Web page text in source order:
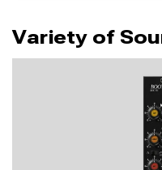
Variety of